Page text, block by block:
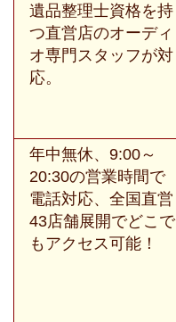
遺品整理士資格を持
つ直営店のオーディ
オ専門スタッフが対
応。
年中無休、9:00～
20:30の営業時間で
電話対応、全国直営
43店舗展開でどこで
もアクセス可能！